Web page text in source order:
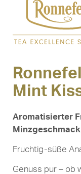
Mint
Aromatisierter
Minzgeschmack
Fruchtig-süße
Genuss pur – ob